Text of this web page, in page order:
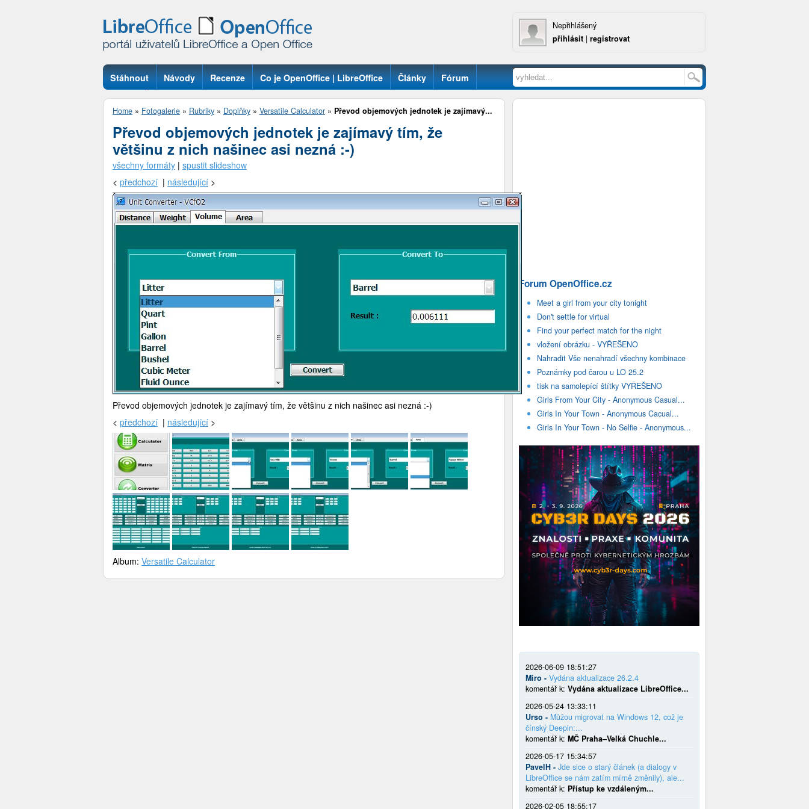
Nepřihlášený
přihlásit | registrovat
Stáhnout Návody Recenze Co je OpenOffice | LibreOffice Články Fórum
Otázky
Home » Fotogalerie » Rubriky » Doplňky » Versatile Calculator » Převod objemových jednotek je zajímavý...
Převod objemových jednotek je zajímavý tím, že
většinu z nich našinec asi nezná :-)
všechny formáty | spustit slideshow
< předchozí | následující >
Převod objemových jednotek je zajímavý tím, že většinu z nich našinec asi nezná :-)
< předchozí | následující >
Album: Versatile Calculator
Forum OpenOffice.cz
Meet a girl from your city tonight
Don't settle for virtual
Find your perfect match for the night
vložení obrázku - VYŘEŠENO
Nahradit Vše nenahradí všechny kombinace
Poznámky pod čarou u LO 25.2
tisk na samolepící štítky VYŘEŠENO
Girls From Your City - Anonymous Casual...
Girls In Your Town - Anonymous Cacual...
Girls In Your Town - No Selfie - Anonymous...
2026-06-09 18:51:27
Miro - Vydána aktualizace 26.2.4
komentář k: Vydána aktualizace LibreOffice...
2026-05-24 13:33:11
Urso - Můžou migrovat na Windows 12, což je
čínský Deepin:...
komentář k: MČ Praha–Velká Chuchle...
2026-05-17 15:34:57
PavelH - Jde sice o starý článek (a dialogy v
LibreOffice se nám zatím mírně změnily), ale...
komentář k: Přístup ke vzdáleným...
2026-02-05 18:55:17